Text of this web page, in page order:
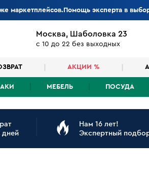
маркетплейсов.Помощь эксперта в
Москва, Шаболовка 23
с 10 до 22 без выходных
АКЦИИ %
МЕБЕЛЬ ПОСУДА
дней
Нам 16 лет!
Экспертный